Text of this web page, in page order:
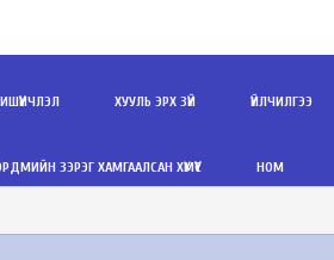
ХУУЛЬ ЭРХ ЗҮЙ ҮЙЛЧИЛГЭЭ
ЗЭРЭГ ХАМГААЛСАН ХҮМҮҮС НОМ